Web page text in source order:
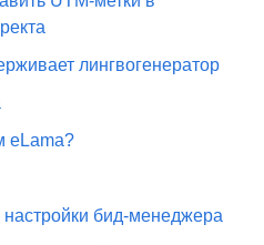
лингвогенератор
eLama?
бид-менеджера